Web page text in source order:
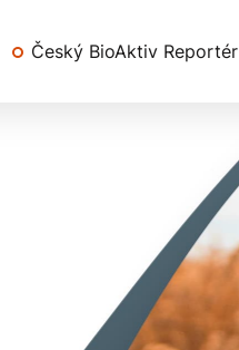
Český BioAktiv Reportér